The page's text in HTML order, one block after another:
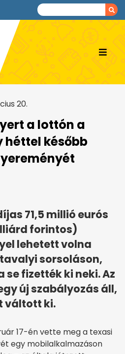
20.
a lottón a
héttel később
71,5 millió eurós
forintos)
lehetett volna
sorsoláson,
se fizették ki neki. Az
új szabályozás áll,
váltott ki.
17-én vette meg a texasi
egy mobilalkalmazáson